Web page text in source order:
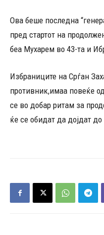
Ова беше последна
пред стартот на
беа Мухарем во 43-та и
Избраниците на Срѓан
противник,имаа повеќе
се во добар ритам за
ќе се обидат да дојдат